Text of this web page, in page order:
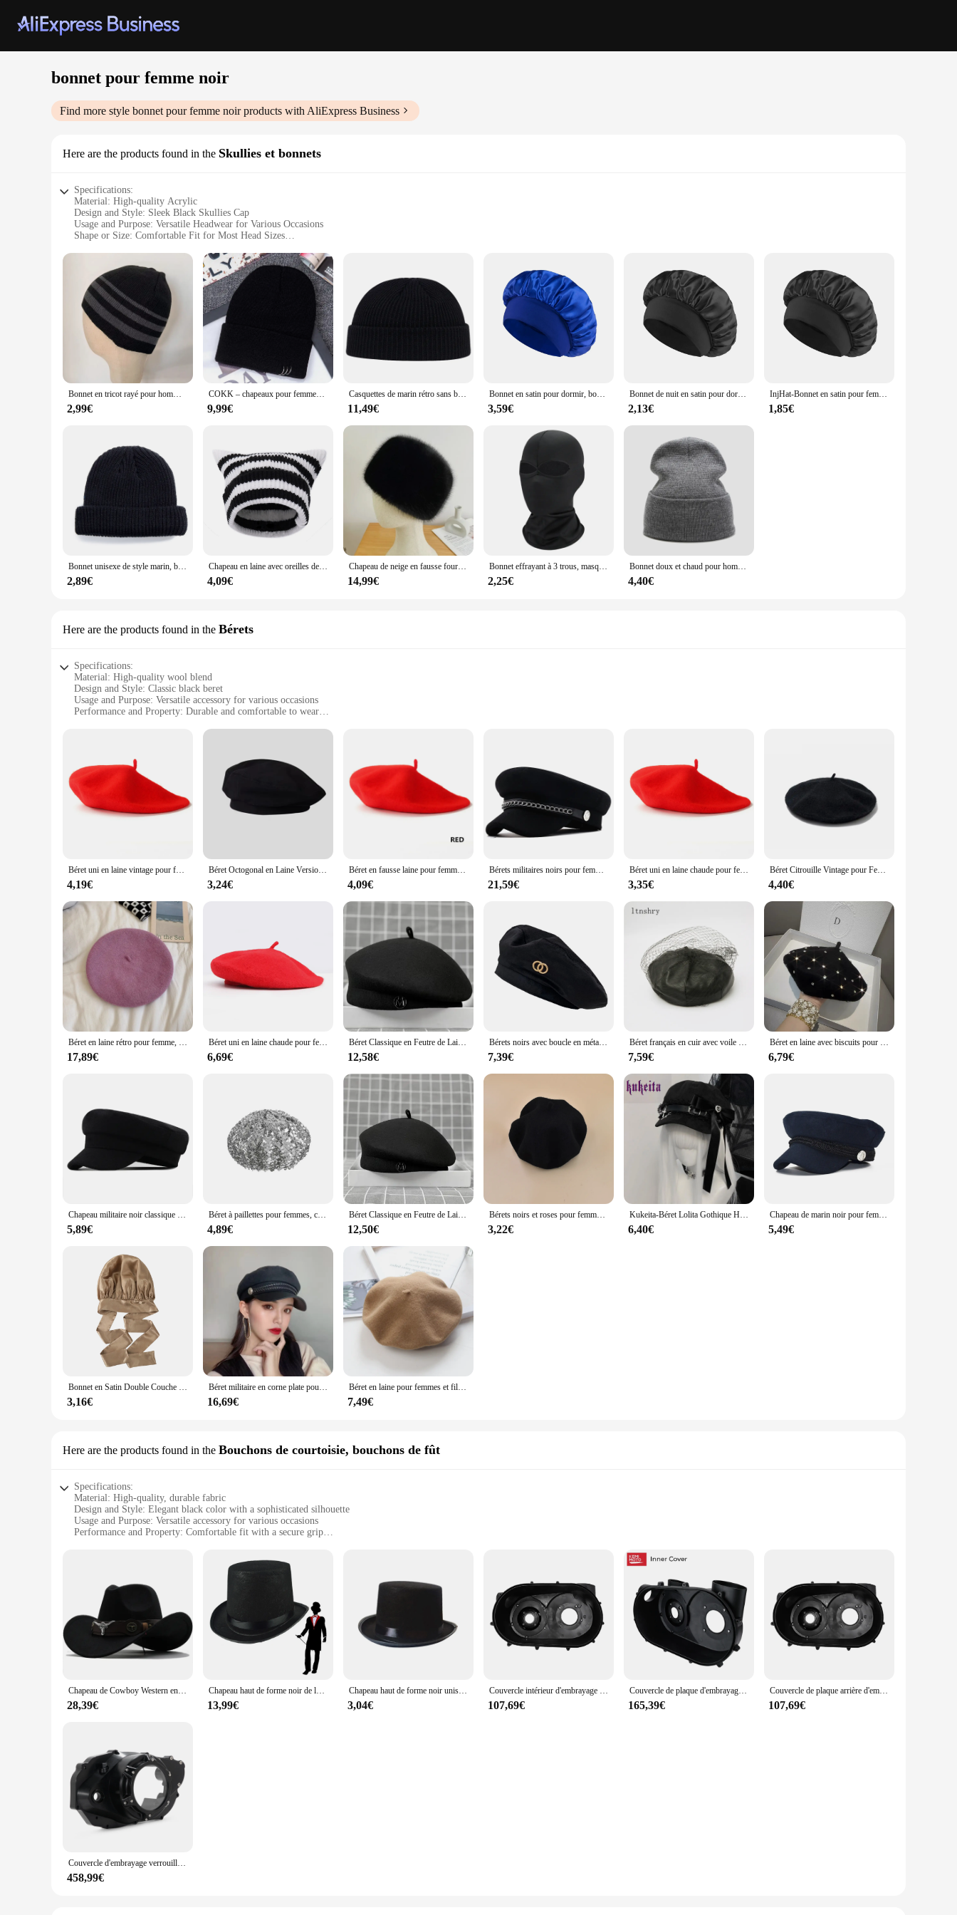
bonnet pour femme noir
Find more style bonnet pour femme noirproducts with AliExpress Business
Here are the products found in the Skullies et bonnets
Specifications:
Material: High-quality Acrylic
Design and Style: Sleek Black Skullies Cap
Usage and Purpose: Versatile Headwear for Various Occasions
Shape or Size: Comfortable Fit for Most Head Sizes
Features:
**Versatile and Fashionable**
The bonnet pour femme noir is a stylish accessory that complements any outfit. Its sleek black design is a staple for those who appreciate minimalist fashion. Whether you're dressing up for a night out
or keeping it casual, this skullies et bonnets piece is a versatile addition to your wardrobe. The acrylic material ensures durability, making it a reliable choice for everyday wear.
**Comfort and Functionality**
Designed with comfort in mind, this bonnet pour femme noir offers a snug fit that conforms to most head sizes. Its lightweight construction doesn't add bulk, making it ideal for those who prefer a
subtle touch of style without compromising on comfort. The warmth it provides makes it an excellent choice for colder weather, ensuring your head stays cozy without sacrificing style.
**Ideal for Various Occasions**
Whether you're looking for a practical accessory for your daily routine or a stylish addition to your collection, this bonnet pour femme noir is suitable for a range of scenarios. It's perfect for wholesale
vendors, suppliers, or individuals looking to purchase in sets for sale. Its timeless design makes it a versatile piece that can be worn for a variety of events, from casual outings to more formal
Bonnet en tricot rayé pour hommes et femmes, bonnets chauds, laine, noir, gris, hiver, nouveau, 2024
2,99€
COKK – chapeaux pour femmes et filles, casquette tricotée avec anneau, Bonnet coréen Hip Hop, extensible, noir, automne hiver
9,99€
Casquettes de marin rétro sans bord pour hommes et femmes, casquette melon, bonnet avec manchette, chapeaux de style bleu marine, chapeau court, automne et hiver
11,49€
Bonnet en satin pour dormir, bonnets inj pour femmes noires avec bande élastique douce pour le soin des cheveux
3,59€
Bonnet de nuit en satin pour dormir, chapeau pour cheveux, injYM01
2,13€
InjHat-Bonnet en satin pour femme, pour dormir la nuit, pour dormir
1,85€
Bonnet unisexe de style marin, bonnet de lit unisexe, chapeaux pour hommes et femmes, melon court, hiver, automne, offre spéciale, 03, FishSuffolk
2,89€
Chapeau en laine avec oreilles de chat rayé noir et blanc pour femme, bonnet japonais Y2K, petit chapeau chaud sûr face à la boule, mignon, automne et hiver
4,09€
Chapeau de neige en fausse fourrure pour femme, bonnet de ski moelleux, bonnet coupe-vent russe, optique de luxe, bonnet en fourrure de renard chaud, noir, super mode, fête, hiver
14,99€
Bonnet effrayant à 3 trous, masque, cagoule effrayante pour Halloween, Costume
2,25€
Bonnet doux et chaud pour hommes et femmes, bonnets au crochet, casquette noire, document solide, mâle commandé avec tout, nouveau, hiver, automne, vente en gros
4,40€
Here are the products found in the Bérets
Specifications:
Material: High-quality wool blend
Design and Style: Classic black beret
Usage and Purpose: Versatile accessory for various occasions
Performance and Property: Durable and comfortable to wear
Quantity: Available in sets or individually
|Vendors|
**Elegant Craftsmanship and Style**
The bonnet pour femme noir is a testament to timeless elegance and versatility. Made from a premium wool blend, this classic black beret is not only soft to the touch but also designed to withstand the
test of time. Its simple yet sophisticated design makes it a perfect accessory for both casual and formal outfits. Whether you're attending a chic event or looking to add a touch of French flair to your
The bonnet pour femme noir is more than just a fashion statement; it's a practical accessory that can be worn in a variety of scenarios. Its standard beret size ensures a comfortable fit for most head
collection. Its durability means that it can withstand the rigors of daily wear, making it a reliable choice for those who value both style and practicality.
**Adaptable and Functional**
This beret is not just a fashion statement; it's a functional piece that adapts to your lifestyle. Its lightweight construction ensures that it can be worn comfortably for extended periods, making it perfect
for outdoor activities or long days on your feet. The wool blend material also offers warmth during colder seasons, making it a versatile accessory for all four seasons. Whether you're a fashion vendor
looking to stock up on wholesale items or an individual looking to purchase a set for yourself, this bonnet pour femme noir is a smart investment that combines style with functionality.
Béret uni en laine vintage pour femmes et filles, bonnet décontracté, casquettes chaudes, noir et rouge, mode artiste, hiver, 138
4,19€
Béret Octogonal en Laine Version Coréenne, Chapeau de Peintre Noir Simple et Polyvalent, Vintage Britannique, Confortable
3,24€
Béret en fausse laine pour femmes et filles, bonnet d'artiste français, casquettes plates Kawaii, chauffe-haut, rouge, noir, violet, beige, orange, hiver chaud
4,09€
Bérets militaires noirs pour femmes, chapeau plat de l'armée, casquette de peintre pour dames, bérets de voyage pour filles, automne et hiver
21,59€
Béret uni en laine chaude pour femmes et filles, bonnet vintage, casquettes décontractées, noir et rouge, mode artiste, hiver, 138
3,35€
Béret Citrouille Vintage pour Femme, Casquette de Peintre, Solide, Décontracté, Noir, Rouge, Hiver
4,40€
Béret en laine rétro pour femme, bavoir à grosse tête, chapeau de peintre noir, casquette bourgeon, automne et hiver
17,89€
Béret uni en laine chaude pour femmes et filles, bonnet vintage, casquettes décontractées pour femmes, noir et rouge, mode artiste, hiver
6,69€
Béret Classique en Feutre de Laine de Barrage pour Femme, Chapeau d'Hiver Chaud, Blanc, Noir, Fedora, Fascinateur, Boîte à Pilules, Formel
12,58€
Bérets noirs avec boucle en métal, chapeaux Hip Hop chauds Vintage élégants pour femmes et filles, casquette décorative de haute qualité, nouvelle collection printemps 2023
7,39€
Béret français en cuir avec voile et maille pour femme, chapeau noir, Chic, Double couche, bonnet, nouvelle collection printemps été 2022
7,59€
Béret en laine avec biscuits pour femme, bonnets noirs, doux et chauds, décor de luxe, mode, hiver, 600
6,79€
Chapeau militaire noir classique pour femme, casquette en feutre, béret en laine pour femme, haute qualité, printemps, automne, hiver
5,89€
Béret à paillettes pour femmes, chapeau extensible, brillant, fête, Club, danse, Chic, noir, argent, rouge, or, rose
4,89€
Béret Classique en Feutre de Laine de Barrage pour Femme, Chapeau d'Hiver Chaud, Blanc, Noir, Fedora, Fascinateur, Boîte à Pilules, Formel
12,50€
Bérets noirs et roses pour femmes, chapeau en laine solide, avec bonnet pour dames, casquette chaude, nouvelle mode, automne et hiver
3,22€
Kukeita-Béret Lolita Gothique Harajuku pour Bol, Chapeau Punk Noir, Croix, Dentelle, Diamant, Nministériels d, Grunge Chic, Streetwear Accessoires Casquettes, Y2k
6,40€
Chapeau de marin noir pour femmes et hommes, béret militaire à la mode, casquette de capitaine à dessus plat, chapeau octogonal de combat de voyage, printemps automne
5,49€
Bonnet en Satin Double Couche avec Larges Attaches de Commande, Soins des Cheveux Longs, Chapeau de Nuit pour Femmes, Bonnet de Douche Réglable
3,16€
Béret militaire en corne plate pour femme, casquette de peintre noire, casquette de voyage et de conduite, automne et hiver
16,69€
Béret en laine pour femmes et filles, bonnet vintage, casquettes unies, noir, rouge, chaud, décontracté, mode artiste, hiver
7,49€
Here are the products found in the Bouchons de courtoisie, bouchons de fût
Specifications:
Material: High-quality, durable fabric
Design and Style: Elegant black color with a sophisticated silhouette
Usage and Purpose: Versatile accessory for various occasions
Performance and Property: Comfortable fit with a secure grip
**Elegant Craftsmanship and Versatility**
The bonnet pour femme noir, a staple in the world of fashion accessories, is designed to complement a variety of outfits and styles. Crafted from premium fabric, this bonnet offers both comfort and
durability, ensuring that it remains a reliable part of your wardrobe for years to come. Its sleek black color and classic design make it a versatile accessory, suitable for a range of settings from casual
outings to more formal events.
**Practicality Meets Style**
Beyond its aesthetic appeal, this bonnet pour femme noir is a practical choice for women seeking both style and functionality. The inclusion of courtesy buttons and bottle stoppers makes it a multi-
purpose accessory, adding convenience to your daily routine. Whether you're heading out for a night on the town or simply looking for a chic way to keep your hair in place, this bonnet pour femme
**A Gift That Keeps Giving**
Chapeau de Cowboy Western en Laine Noire pour Homme et Femme, Gentleman, Jazz, Sombrero, Zones, Casquette Papa, Taille 56-58cm, Nouvelle Collection
28,39€
Chapeau haut de forme noir de luxe pliable pour enfants et adultes, chapeau de magicien, chapeau de jazz, spectacles sur scène, costume de fête à la mode, chapeau de gentleman
13,99€
Chapeau haut de forme noir unisexe pour adultes, chapeau de magicien funky, vêtements de sauna, chapeaux steampunk, Fedoras pour boîte de nuit, cosplay, fête, carnaval, mascara
3,04€
Couvercle intérieur d'embrayage pour Can-Am Maverick Bery 2017-2022, Variateur CVT 420212605 UTV, Guide d'air, Couvercle de plaque arrière d'embrayage
107,69€
Couvercle de plaque d'embrayage intérieur UTV KEMIMOTO CVT, pour Can-Am Maverick bery R XDS XRS #420212605 2017 2018 2019 2020 2021 2022 2023
165,39€
Couvercle de plaque arrière d'embrayage de guidage d'air intérieur CVT, couvercle de variateur UTV, Can-Am Maverick Bery 420212605-2017 Max R RR XDS XRS 2022, 900
107,69€
Couvercle d'embrayage verrouillable pour Banshee, plaque RL 7/8, 350, YFZ350, 87, 88, 89, 90, 91, 92, 93, 94, 95, 96, 97, 98, 99, 00, 01, 02, 03, 04, 05, 06
458,99€